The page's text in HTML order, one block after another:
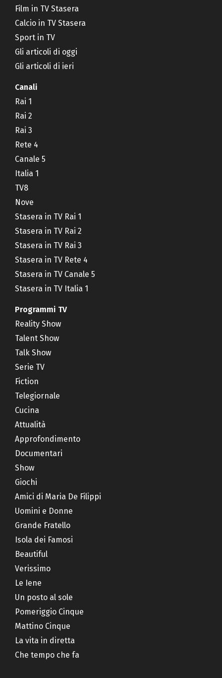
Film in TV Stasera
Calcio in TV Stasera
Sport in TV
Gli articoli di oggi
Gli articoli di ieri
Canali
Rai 1
Rai 2
Rai 3
Rete 4
Canale 5
Italia 1
TV8
Nove
Stasera in TV Rai 1
Stasera in TV Rai 2
Stasera in TV Rai 3
Stasera in TV Rete 4
Stasera in TV Canale 5
Stasera in TV Italia 1
Programmi TV
Reality Show
Talent Show
Talk Show
Serie TV
Fiction
Telegiornale
Cucina
Attualità
Approfondimento
Documentari
Show
Giochi
Amici di Maria De Filippi
Uomini e Donne
Grande Fratello
Isola dei Famosi
Beautiful
Verissimo
Le Iene
Un posto al sole
Pomeriggio Cinque
Mattino Cinque
La vita in diretta
Che tempo che fa